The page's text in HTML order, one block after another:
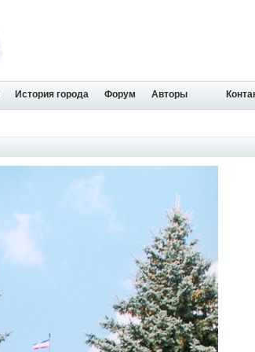
История города Форум Авторы